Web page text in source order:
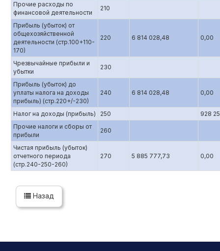
Прочие расходы по
финансовой деятельности
210
Прибыль (убыток) от
общехозяйственной
деятельности (стр.100+110-
170)
220 6 814 028,48 0,00
Чрезвычайные прибыли и
убытки
230
Прибыль (убыток) до
уплаты налога на доходы
прибыль) (стр.220+/-230)
240 6 814 028,48 0,00
Налог на доходы (прибыль) 250
928
Прочие налоги и сборы от
прибыли
260
Чистая прибыль (убыток)
отчетного периода
(стр.240-250-260)
270 5 885 777,73 0,00
Назад